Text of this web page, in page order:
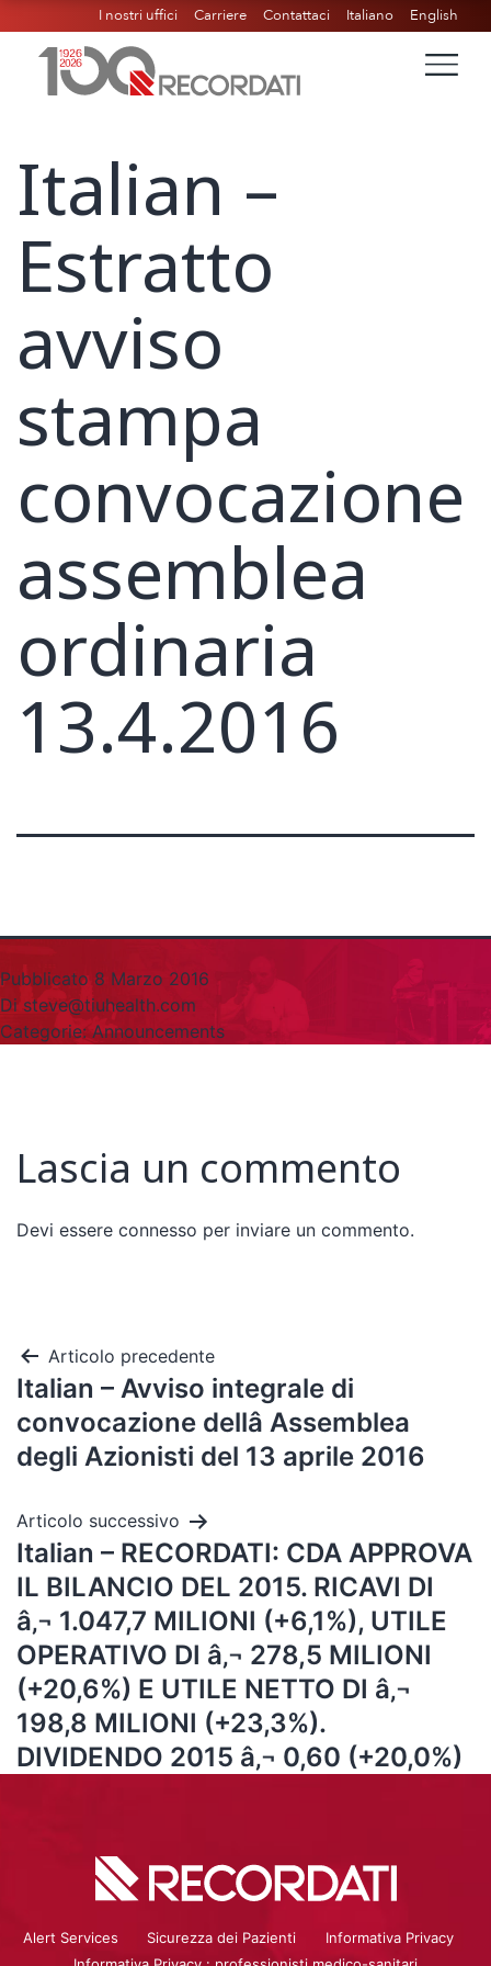
I nostri uffici Carriere Contattaci Italiano English
Italian –
Estratto
avviso
stampa
convocazione
assemblea
ordinaria
13.4.2016
Pubblicato 8 Marzo 2016
Di steve@tiuhealth.com
Categorie:Announcements
Lascia un commento
Devi essere connesso per inviare un commento.
Articolo precedente
Italian – Avviso integrale di
convocazione dellâ Assemblea
degli Azionisti del 13 aprile 2016
Articolo successivo
Italian – RECORDATI: CDA APPROVA
IL BILANCIO DEL 2015. RICAVI DI
â‚¬ 1.047,7 MILIONI (+6,1%), UTILE
OPERATIVO DI â‚¬ 278,5 MILIONI
(+20,6%) E UTILE NETTO DI â‚¬
198,8 MILIONI (+23,3%).
DIVIDENDO 2015 â‚¬ 0,60 (+20,0%)
Alert Services Sicurezza dei Pazienti
Informativa Privacy